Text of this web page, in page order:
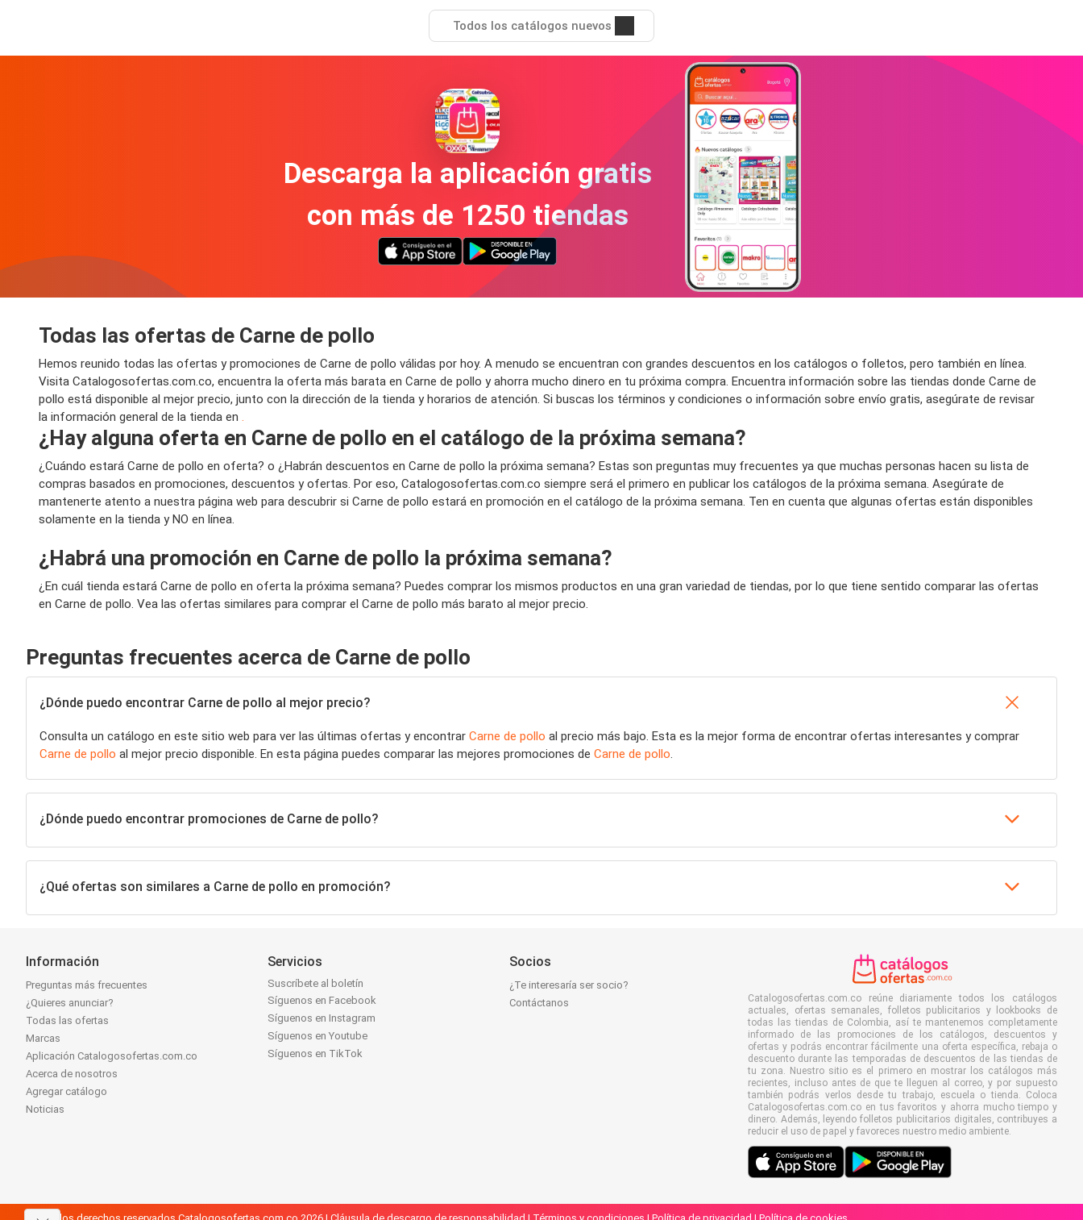
Todos los catálogos nuevos
Descarga la aplicación gratis
con más de 1250 tiendas
Todas las ofertas de Carne de pollo
Hemos reunido todas las ofertas y promociones de Carne de pollo válidas por hoy. A menudo se encuentran con grandes descuentos en los catálogos o folletos, pero también en línea.
Visita Catalogosofertas.com.co, encuentra la oferta más barata en Carne de pollo y ahorra mucho dinero en tu próxima compra. Encuentra información sobre las tiendas donde Carne de
pollo está disponible al mejor precio, junto con la dirección de la tienda y horarios de atención. Si buscas los términos y condiciones o información sobre envío gratis, asegúrate de revisar
la información general de la tienda en .
¿Hay alguna oferta en Carne de pollo en el catálogo de la próxima semana?
¿Cuándo estará Carne de pollo en oferta? o ¿Habrán descuentos en Carne de pollo la próxima semana? Estas son preguntas muy frecuentes ya que muchas personas hacen su lista de
compras basados en promociones, descuentos y ofertas. Por eso, Catalogosofertas.com.co siempre será el primero en publicar los catálogos de la próxima semana. Asegúrate de
mantenerte atento a nuestra página web para descubrir si Carne de pollo estará en promoción en el catálogo de la próxima semana. Ten en cuenta que algunas ofertas están disponibles
solamente en la tienda y NO en línea.
¿Habrá una promoción en Carne de pollo la próxima semana?
¿En cuál tienda estará Carne de pollo en oferta la próxima semana? Puedes comprar los mismos productos en una gran variedad de tiendas, por lo que tiene sentido comparar las ofertas
en Carne de pollo. Vea las ofertas similares para comprar el Carne de pollo más barato al mejor precio.
Preguntas frecuentes acerca de Carne de pollo
¿Dónde puedo encontrar Carne de pollo al mejor precio?
Consulta un catálogo en este sitio web para ver las últimas ofertas y encontrar Carne de pollo al precio más bajo. Esta es la mejor forma de encontrar ofertas interesantes y comprar
Carne de pollo al mejor precio disponible. En esta página puedes comparar las mejores promociones de Carne de pollo.
¿Dónde puedo encontrar promociones de Carne de pollo?
¿Qué ofertas son similares a Carne de pollo en promoción?
Información
Preguntas más frecuentes
¿Quieres anunciar?
Todas las ofertas
Marcas
Aplicación Catalogosofertas.com.co
Acerca de nosotros
Agregar catálogo
Noticias
Servicios
Suscríbete al boletín
Síguenos en Facebook
Síguenos en Instagram
Síguenos en Youtube
Síguenos en TikTok
Socios
¿Te interesaría ser socio?
Contáctanos
Catalogosofertas.com.co reúne diariamente todos los catálogos
actuales, ofertas semanales, folletos publicitarios y lookbooks de
todas las tiendas de Colombia, así te mantenemos completamente
informado de las promociones de los catálogos, descuentos y
ofertas y podrás encontrar fácilmente una oferta específica, rebaja o
descuento durante las temporadas de descuentos de las tiendas de
tu zona. Nuestro sitio es el primero en mostrar los catálogos más
recientes, incluso antes de que te lleguen al correo, y por supuesto
también podrás verlos desde tu trabajo, escuela o tienda. Coloca
Catalogosofertas.com.co en tus favoritos y ahorra mucho tiempo y
dinero. Además, leyendo folletos publicitarios digitales, contribuyes a
reducir el uso de papel y favoreces nuestro medio ambiente.